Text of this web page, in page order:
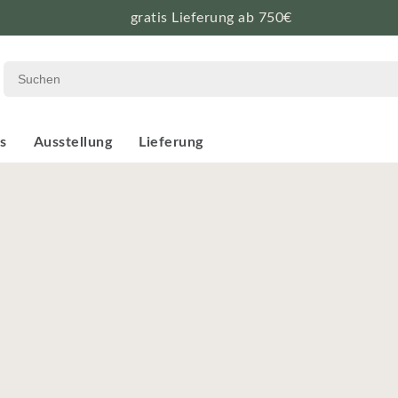
gratis Lieferung ab 750€
Ausstellung Lieferung